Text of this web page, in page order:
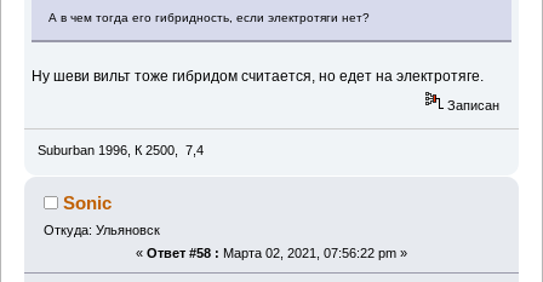
А в чем тогда его гибридность, если электротяги нет?
Ну шеви вильт тоже гибридом считается, но едет на электротяге.
Записан
Suburban 1996, К 2500, 7,4
Sonic
Откуда: Ульяновск
« Ответ #58 : Марта 02, 2021, 07:56:22 pm »